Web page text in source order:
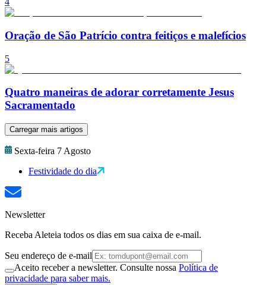
Oração de São Patrício contra feitiços e malefícios
5
Quatro maneiras de adorar corretamente Jesus
Sacramentado
Carregar mais artigos
Sexta-feira 7 Agosto
Festividade do dia
Newsletter
Receba Aleteia todos os dias em sua caixa de e-mail.
Seu endereço de e-mail
Aceito receber a newsletter. Consulte nossa Política de
privacidade para saber mais.